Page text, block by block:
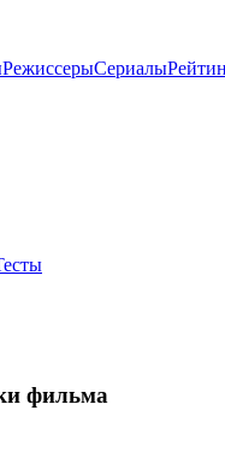
РежиссерыСериалы
фильма